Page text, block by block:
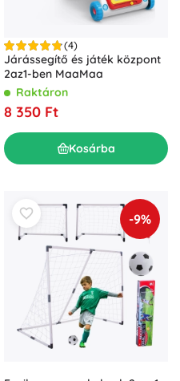
(4)
Járássegítő és játék központ
2az1-ben MaaMaa
Raktáron
8 350 Ft
Kosárba
-9%